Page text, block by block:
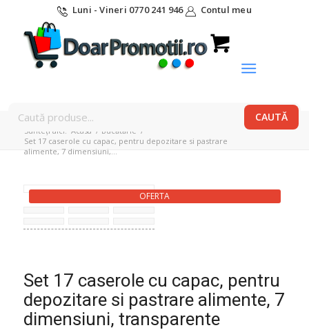
Luni - Vineri 0770 241 946 Contul meu
Sunteți aici: Acasa / Bucătărie /
Set 17 caserole cu capac, pentru depozitare si pastrare
alimente, 7 dimensiuni,...
OFERTA
Set 17 caserole cu capac, pentru
depozitare si pastrare alimente, 7
dimensiuni, transparente